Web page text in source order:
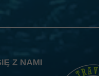
Z NAMI